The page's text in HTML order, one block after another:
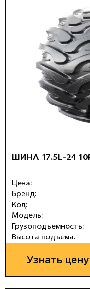
ШИНА 17.5L-24
Цена:
Бренд:
Код:
Модель:
Грузоподъемность:
Высота подъема:
Узнать цену